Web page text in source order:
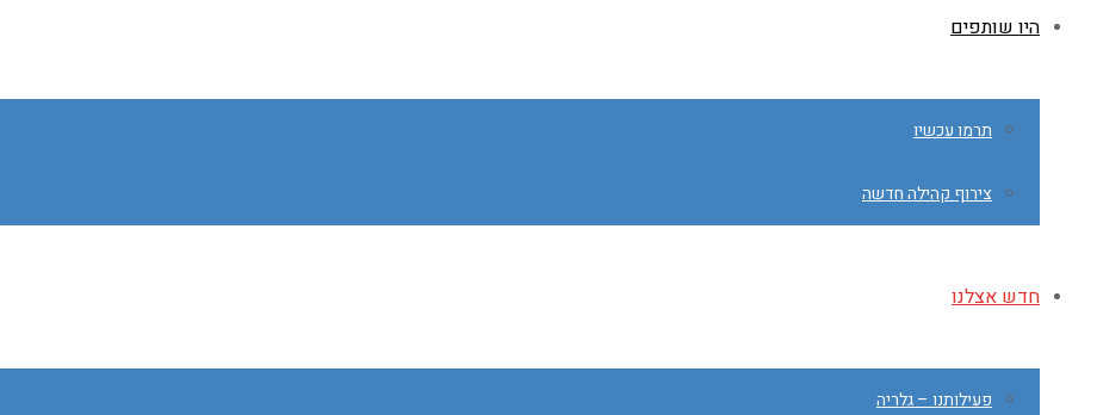
היו שותפים
תרמו עכשיו
צירוף קהילה חדשה
חדש אצלנו
פעילותנו – גלריה